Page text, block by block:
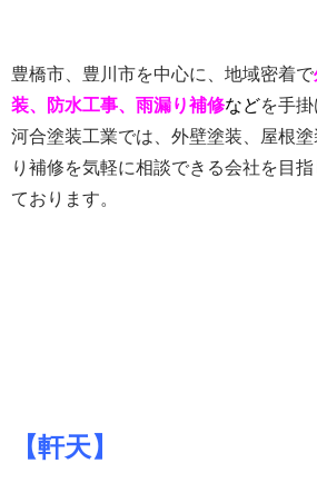
豊橋市、豊川市を中心に、地域密着で
装、防水工事、雨漏り補修などを手掛
河合塗装工業では、外壁塗装、屋根
り補修を気軽に相談できる会社を目指
ております。
【軒天】